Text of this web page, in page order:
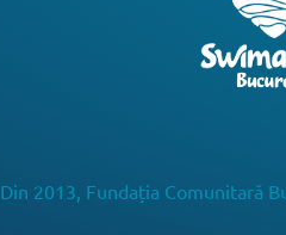
Din 2013, Fundația Comunitară